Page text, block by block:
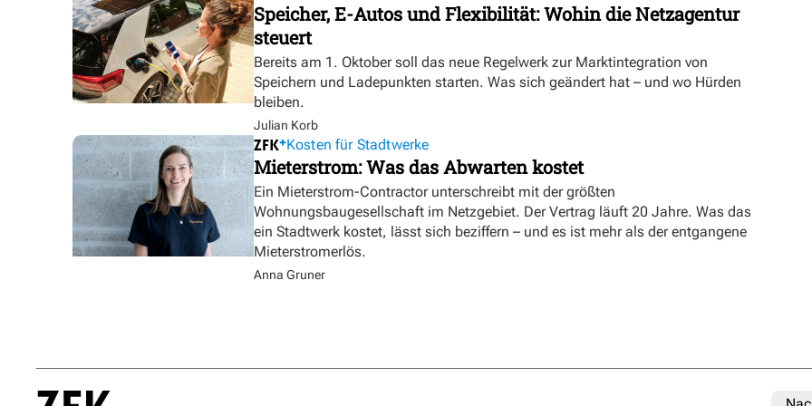
Speicher, E-Autos und Flexibilität: Wohin die Netzagentur
steuert
Bereits am 1. Oktober soll das neue Regelwerk zur Marktintegration von
Speichern und Ladepunkten starten. Was sich geändert hat – und wo Hürden
bleiben.
Julian Korb
Kosten für Stadtwerke
Mieterstrom: Was das Abwarten kostet
Ein Mieterstrom-Contractor unterschreibt mit der größten
Wohnungsbaugesellschaft im Netzgebiet. Der Vertrag läuft 20 Jahre. Was das
ein Stadtwerk kostet, lässt sich beziffern – und es ist mehr als der entgangene
Mieterstromerlös.
Anna Gruner